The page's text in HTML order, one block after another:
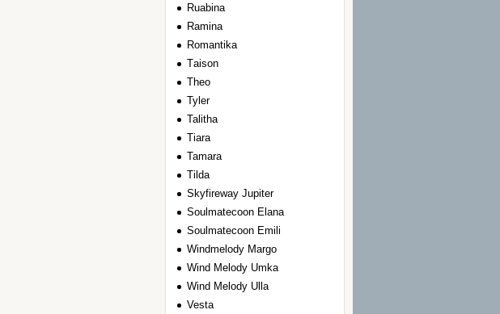
Ruabina
Ramina
Romantika
Тaison
Theo
Tyler
Talitha
Tiara
Tamara
Tilda
Skyfireway Jupiter
Soulmatecoon Elana
Soulmatecoon Emili
Windmelody Margo
Wind Melody Umka
Wind Melody Ulla
Vesta